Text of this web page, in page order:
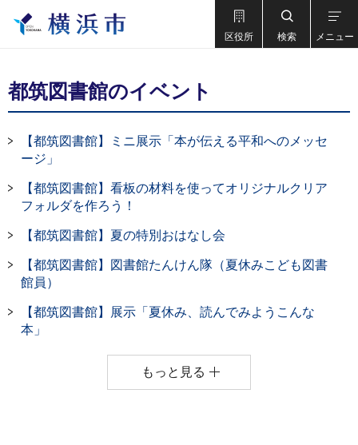
区役所 検索 メニュー
都筑図書館のイベント
【都筑図書館】ミニ展示「本が伝える平和へのメッセ
ージ」
【都筑図書館】看板の材料を使ってオリジナルクリア
フォルダを作ろう！
【都筑図書館】夏の特別おはなし会
【都筑図書館】図書館たんけん隊（夏休みこども図書
館員）
【都筑図書館】展示「夏休み、読んでみようこんな
本」
もっと見る